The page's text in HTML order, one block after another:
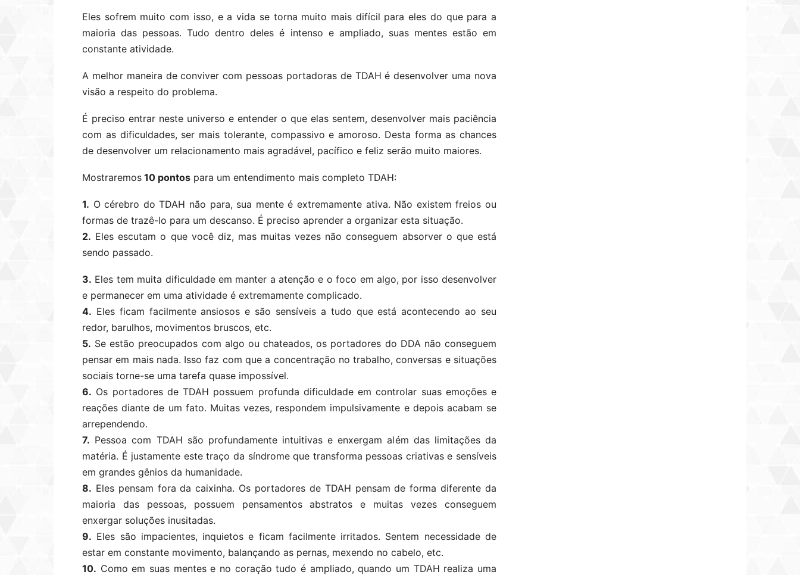
Eles sofrem muito com isso, e a vida se torna muito mais difícil para eles do que para a
maioria das pessoas. Tudo dentro deles é intenso e ampliado, suas mentes estão em
constante atividade.
A melhor maneira de conviver com pessoas portadoras de TDAH é desenvolver uma nova
visão a respeito do problema.
É preciso entrar neste universo e entender o que elas sentem, desenvolver mais paciência
com as dificuldades, ser mais tolerante, compassivo e amoroso. Desta forma as chances
de desenvolver um relacionamento mais agradável, pacífico e feliz serão muito maiores.
Mostraremos 10 pontos para um entendimento mais completo TDAH:
1. O cérebro do TDAH não para, sua mente é extremamente ativa. Não existem freios ou
formas de trazê-lo para um descanso. É preciso aprender a organizar esta situação.
2. Eles escutam o que você diz, mas muitas vezes não conseguem absorver o que está
sendo passado.
3. Eles tem muita dificuldade em manter a atenção e o foco em algo, por isso desenvolver
e permanecer em uma atividade é extremamente complicado.
4. Eles ficam facilmente ansiosos e são sensíveis a tudo que está acontecendo ao seu
redor, barulhos, movimentos bruscos, etc.
5. Se estão preocupados com algo ou chateados, os portadores do DDA não conseguem
pensar em mais nada. Isso faz com que a concentração no trabalho, conversas e situações
sociais torne-se uma tarefa quase impossível.
6. Os portadores de TDAH possuem profunda dificuldade em controlar suas emoções e
reações diante de um fato. Muitas vezes, respondem impulsivamente e depois acabam se
arrependendo.
7. Pessoa com TDAH são profundamente intuitivas e enxergam além das limitações da
matéria. É justamente este traço da síndrome que transforma pessoas criativas e sensíveis
em grandes gênios da humanidade.
8. Eles pensam fora da caixinha. Os portadores de TDAH pensam de forma diferente da
maioria das pessoas, possuem pensamentos abstratos e muitas vezes conseguem
enxergar soluções inusitadas.
9. Eles são impacientes, inquietos e ficam facilmente irritados. Sentem necessidade de
estar em constante movimento, balançando as pernas, mexendo no cabelo, etc.
10. Como em suas mentes e no coração tudo é ampliado, quando um TDAH realiza uma